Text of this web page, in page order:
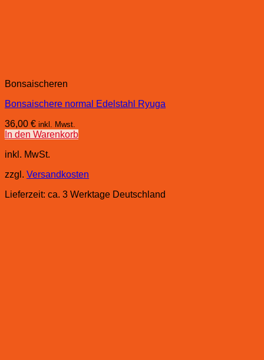
Bonsaischeren
Bonsaischere normal Edelstahl Ryuga
36,00 € inkl. Mwst.
In den Warenkorb
inkl. MwSt.
zzgl. Versandkosten
Lieferzeit: ca. 3 Werktage Deutschland